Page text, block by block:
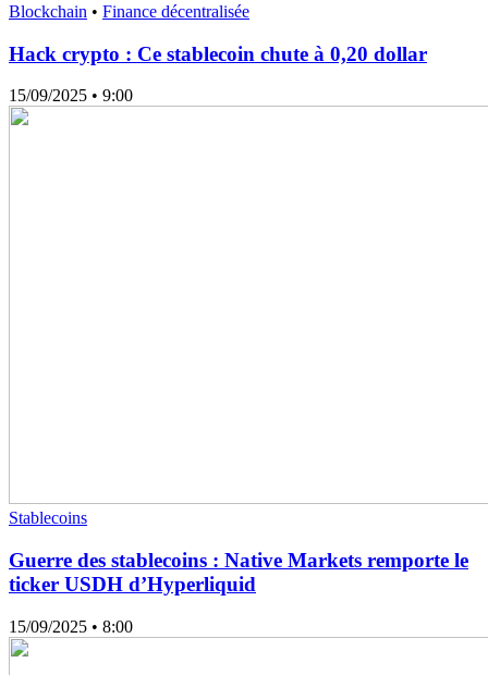
Blockchain • Finance décentralisée
Hack crypto : Ce stablecoin chute à 0,20 dollar
15/09/2025 • 9:00
Stablecoins
Guerre des stablecoins : Native Markets remporte le
ticker USDH d’Hyperliquid
15/09/2025 • 8:00